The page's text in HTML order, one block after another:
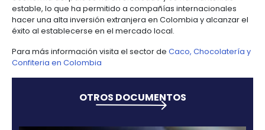
Colombiapor US$43 millones en la ampliación de
de almacenamiento del producto en Cartagena,
para la recepción del insumo y las mezclas en
una muestra clave de cómo existenopciones de
en Colombiaen ciudades diferentes a Bogotá,
y Barranquilla, y que además se adecúan y
más propicias según las necesidades de las